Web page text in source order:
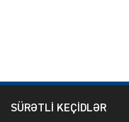
SÜRƏTLİ KEÇİDLƏR